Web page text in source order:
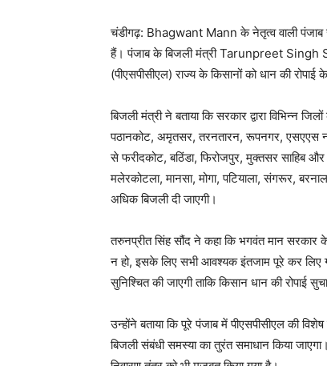
चंडीगढ़: Bhagwant Mann के नेतृत्व वाली
हैं। पंजाब के बिजली मंत्रीTarunpreet Singh
(पीएसपीसीएल) राज्य के किसानों को धान की
बिजली मंत्री ने बताया कि सरकार द्वारा विभिन्न
पठानकोट, अमृतसर, तरनतारन, रूपनगर, एसएएस
से फरीदकोट, बठिंडा, फिरोजपुर, मुक्तसर साहिब
मलेरकोटला, मानसा, मोगा, पटियाला, संगरूर,
अधिक बिजली दी जाएगी।
तरुनप्रीत सिंह सौंद ने कहा कि भगवंत मान सरकार के
न हो, इसके लिए सभी आवश्यक इंतजाम पूरे कर लिए
सुनिश्चित की जाएगी ताकि किसान धान की
उन्होंने बताया कि पूरे पंजाब में पीएसपीसीएल की
बिजली संबंधी समस्या का तुरंत समाधान किया